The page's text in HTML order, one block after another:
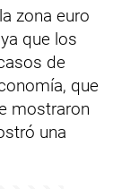
zona euro
que los
de
que
mostraron
una